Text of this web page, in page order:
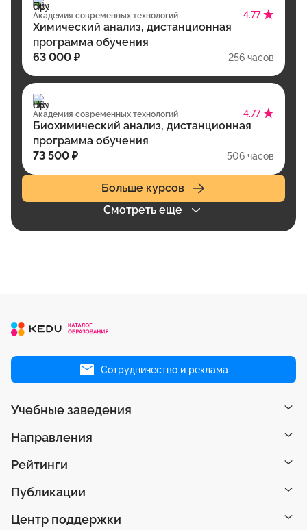
Академия современных технологий 4.77
Химический анализ, дистанционная
программа обучения
63 000 ₽
256 часов
Академия современных технологий 4.77
Биохимический анализ, дистанционная
программа обучения
73 500 ₽
506 часов
Больше курсов
Смотреть еще
Сотрудничество и реклама
Учебные заведения
Направления
Рейтинги
Публикации
Центр поддержки